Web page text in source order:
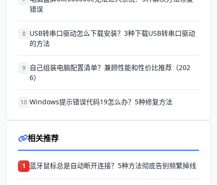
错误
8 USB转串口驱动怎么下载安装？3种下载USB转串口驱动
的方法
9
自己组装电脑配置清单？兼顾性能和性价比推荐（202
6）
10 Windows提示错误代码19怎么办？5种修复方法
相关推荐
1 蓝牙鼠标总是自动断开连接？5种方法彻底告别频繁掉线